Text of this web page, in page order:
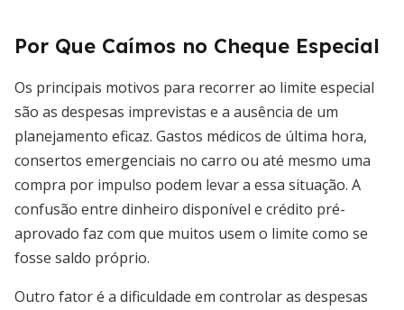
Por Que Caímos no Cheque Especial
Os principais motivos para recorrer ao limite especial
são as despesas imprevistas e a ausência de um
planejamento eficaz. Gastos médicos de última hora,
consertos emergenciais no carro ou até mesmo uma
compra por impulso podem levar a essa situação. A
confusão entre dinheiro disponível e crédito pré-
aprovado faz com que muitos usem o limite como se
fosse saldo próprio.
Outro fator é a dificuldade em controlar as despesas